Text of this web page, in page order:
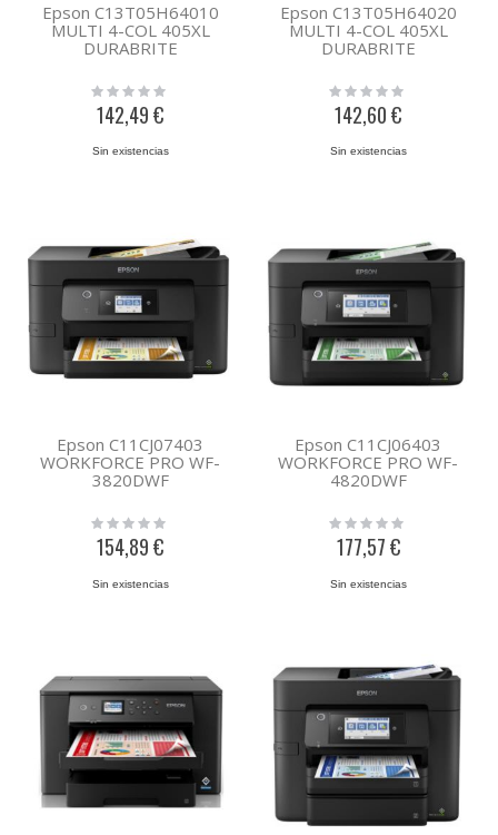
Epson C13T05H64010
MULTI 4-COL 405XL
DURABRITE
Rating:
142,49 €
Sin existencias
Epson C13T05H64020
MULTI 4-COL 405XL
DURABRITE
Rating:
142,60 €
Sin existencias
Epson C11CJ07403
WORKFORCE PRO WF-
3820DWF
Rating:
154,89 €
Sin existencias
Epson C11CJ06403
WORKFORCE PRO WF-
4820DWF
Rating:
177,57 €
Sin existencias